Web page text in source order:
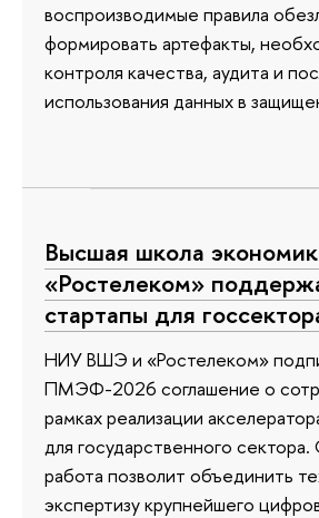
воспроизводимые правила
формировать артефакты,
контроля качества, аудита и
использования данных в
Высшая школа
«Ростелеком»
стартапы для
НИУ ВШЭ и «Ростелеком»
ПМЭФ-2026 соглашение о
рамках реализации
для государственного
работа позволит объединить
экспертизу крупнейшего